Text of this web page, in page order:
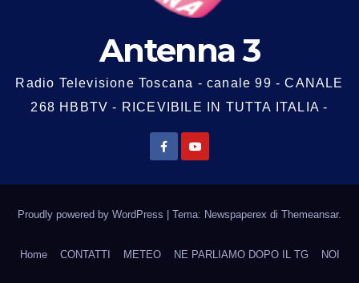
Antenna 3
Radio Televisione Toscana - canale 99 - CANALE
268 HBBTV - RICEVIBILE IN TUTTA ITALIA -
Proudly powered by WordPress Tema: Newspaperex di Themeansar.
Home CONTATTI METEO NE PARLIAMO DOPO IL TG NOI